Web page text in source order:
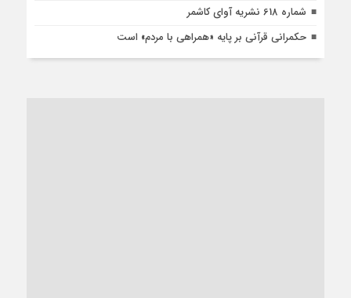
شماره 618 نشریه آوای کاشمر
حکمرانی قرآنی بر پایه «همراهی با مردم» است